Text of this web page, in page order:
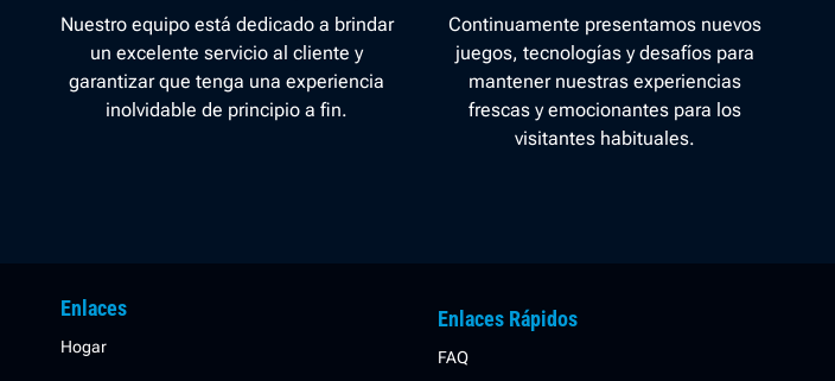
Nuestro equipo está dedicado a brindar
un excelente servicio al cliente y
garantizar que tenga una experiencia
inolvidable de principio a fin.
Continuamente presentamos nuevos
juegos, tecnologías y desafíos para
mantener nuestras experiencias
frescas y emocionantes para los
visitantes habituales.
Enlaces
Hogar
Enlaces Rápidos
FAQ